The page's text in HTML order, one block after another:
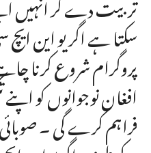
سکتا ہے اگر یو این
پروگرام شروع کرنا
افغان نوجوانوں کو
فراہم کرے گی ۔